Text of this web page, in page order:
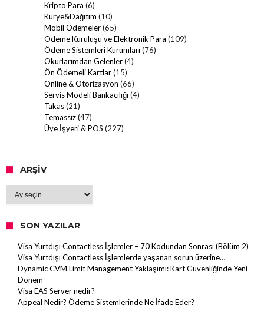
Kripto Para (6)
Kurye&Dağıtım (10)
Mobil Ödemeler(65)
Ödeme Kuruluşu ve Elektronik Para (109)
Ödeme Sistemleri Kurumları (76)
Okurlarımdan Gelenler(4)
Ön Ödemeli Kartlar(15)
Online & Otorizasyon (66)
Servis Modeli Bankacılığı (4)
Takas(21)
Temassız(47)
Üye İşyeri & POS (227)
ARŞIV
Arşiv
SON YAZILAR
Visa Yurtdışı Contactless İşlemler – 70 Kodundan Sonrası (Bölüm 2)
Visa Yurtdışı Contactless İşlemlerde yaşanan sorun üzerine…
Dynamic CVM Limit Management Yaklaşımı: Kart Güvenliğinde Yeni
Dönem
Visa EAS Server nedir?
Appeal Nedir? Ödeme Sistemlerinde Ne İfade Eder?